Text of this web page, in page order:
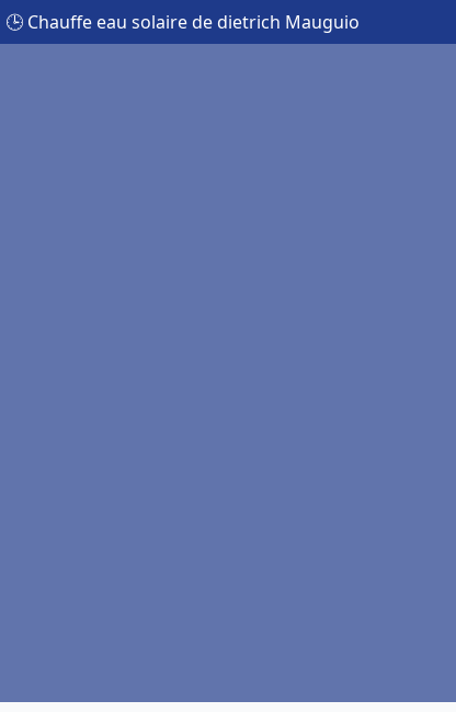
🕒 Chauffe eau solaire de dietrich Mauguio